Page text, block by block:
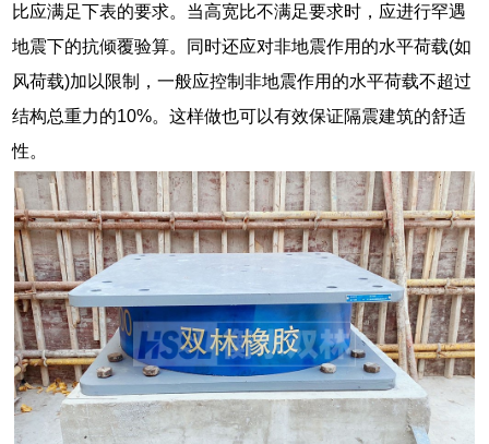
比应满足下表的要求。当高宽比不满足要求时，应进行罕遇
地震下的抗倾覆验算。同时还应对非地震作用的水平荷载(如
风荷载)加以限制，一般应控制非地震作用的水平荷载不超过
结构总重力的10%。这样做也可以有效保证隔震建筑的舒适
性。